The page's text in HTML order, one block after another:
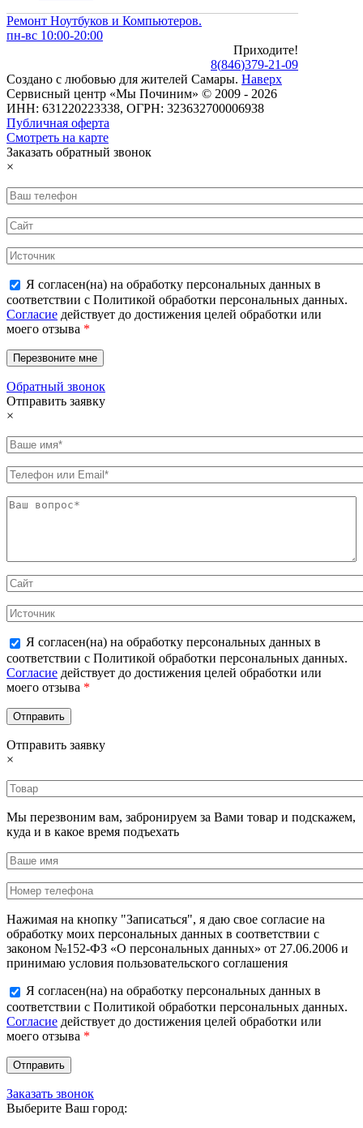
Ремонт Ноутбуков и Компьютеров.
пн-вс 10:00-20:00
Приходите!
8(846)379-21-09
Создано с любовью для жителей Самары. Наверх
Сервисный центр «Мы Починим» © 2009 - 2026
ИНН: 631220223338, ОГРН: 323632700006938
Публичная оферта
Смотреть на карте
Заказать обратный звонок
×
Я согласен(на) на обработку персональных данных в
соответствии с Политикой обработки персональных данных.
Согласие действует до достижения целей обработки или
моего отзыва *
Обратный звонок
Отправить заявку
×
Я согласен(на) на обработку персональных данных в
соответствии с Политикой обработки персональных данных.
Согласие действует до достижения целей обработки или
моего отзыва *
Отправить заявку
×
Мы перезвоним вам, забронируем за Вами товар и подскажем,
куда и в какое время подъехать
Нажимая на кнопку "Записаться", я даю свое согласие на
обработку моих персональных данных в соответствии с
законом №152-ФЗ «О персональных данных» от 27.06.2006 и
принимаю условия пользовательского соглашения
Я согласен(на) на обработку персональных данных в
соответствии с Политикой обработки персональных данных.
Согласие действует до достижения целей обработки или
моего отзыва *
Заказать звонок
Выберите Ваш город: